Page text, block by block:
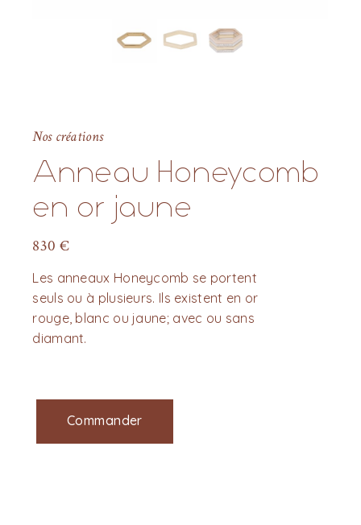
Nos créations
Anneau Honeycomb
en or jaune
830 €
Les anneaux Honeycomb se portent
seuls ou à plusieurs. Ils existent en or
rouge, blanc ou jaune; avec ou sans
diamant.
Commander